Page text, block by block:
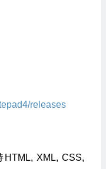
releases
XML, CSS,